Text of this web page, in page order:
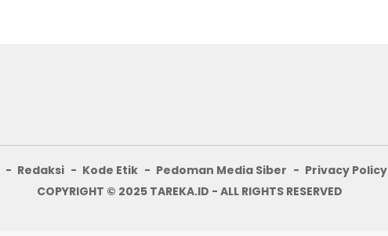
Redaksi Kode Etik Pedoman Media Siber Privacy Policy
COPYRIGHT © 2025 TAREKA.ID - ALL RIGHTS RESERVED